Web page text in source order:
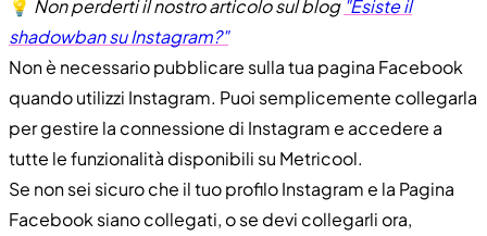
💡 Non perderti il nostro articolo sul blog "Esiste il
shadowban su Instagram?"
Non è necessario pubblicare sulla tua pagina Facebook
quando utilizzi Instagram. Puoi semplicemente collegarla
per gestire la connessione di Instagram e accedere a
tutte le funzionalità disponibili su Metricool.
Se non sei sicuro che il tuo profilo Instagram e la Pagina
Facebook siano collegati, o se devi collegarli ora,